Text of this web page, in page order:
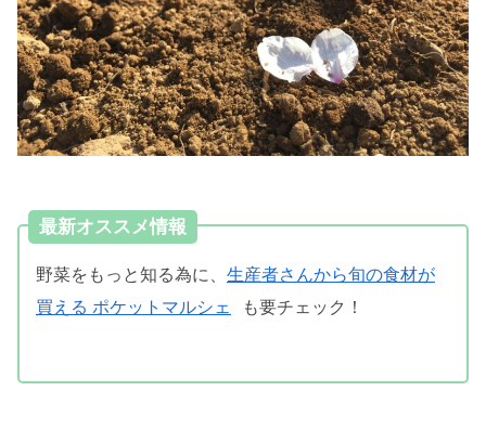
最新オススメ情報
野菜をもっと知る為に、 生産者さんから旬の食材が
買える ポケットマルシェ
も要チェック！